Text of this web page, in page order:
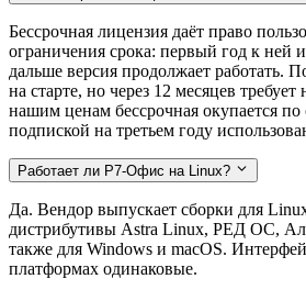
Бессрочная лицензия даёт право
ограничения срока: первый год к ней
дальше версия продолжает работать.
на старте, но через 12 месяцев
нашим ценам бессрочная окупается
подпиской на третьем году
Работает ли Р7-Офис на Linux?
Да. Вендор выпускает сборки для
дистрибутивы Astra Linux, РЕД ОС,
также для Windows и macOS.
платформах одинаковые.